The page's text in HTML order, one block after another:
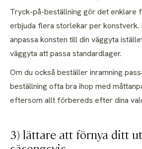
Tryck-på-beställning gör det enklare
erbjuda flera storlekar per konstverk.
anpassa konsten till din väggyta
väggyta att passa standardlager.
Om du också beställer inramning
beställning ofta bra ihop med
eftersom allt förbereds efter dina
3) lättare att förnya ditt